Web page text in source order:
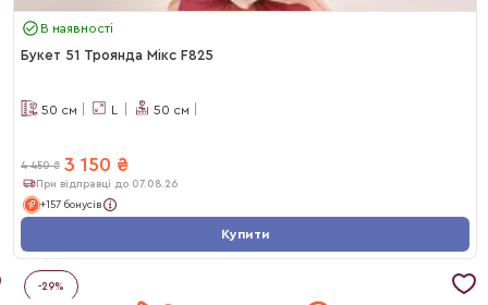
В наявності
Букет 51 Троянда Мікс F825
50 см L 50 см
4 450 ₴ 3 150 ₴
При відправці до 07.08.26
+157 бонусів
Купити
-29%